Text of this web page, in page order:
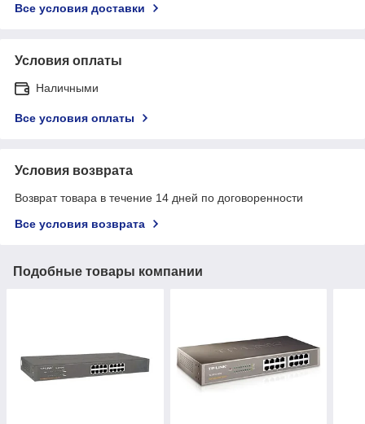
Все условия доставки
Условия оплаты
Наличными
Все условия оплаты
Условия возврата
Возврат товара в течение 14 дней по договоренности
Все условия возврата
Подобные товары компании